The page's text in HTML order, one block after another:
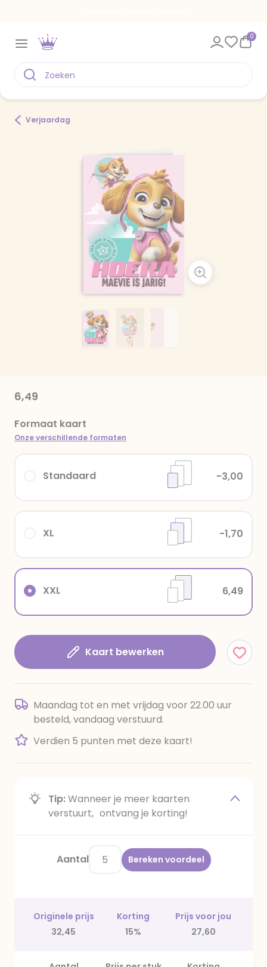
0
Verjaardag
6,49
Formaat kaart
Onze verschillende formaten
XXL 6,49
XL -1,70
Standaard -3,00
Kaart bewerken
Maandag tot en met vrijdag voor 22.00 uur
besteld, vandaag verstuurd.
Verdien 5 punten met deze kaart!
Tip:Wanneer je meer kaarten
verstuurt, ontvang je korting!
Aantal Bereken voordeel
Originele prijs Korting
Prijs voor jou
32,45
15% 27,60